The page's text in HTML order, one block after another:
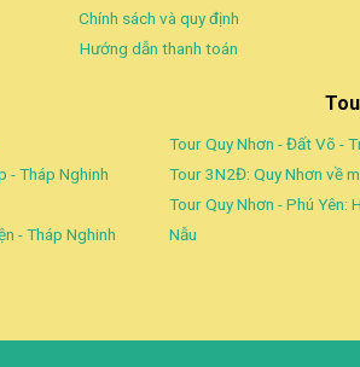
Chính sách và quy định
Hướng dẫn thanh toán
- Tháp Nghinh
- Tháp Nghinh
Tour Quy Nhơn - Đất Võ -
Tour 3N2Đ: Quy Nhơn về
Tour Quy Nhơn - Phú Yên:
Nẫu